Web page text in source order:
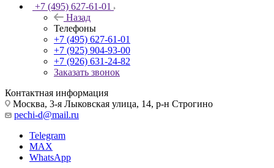
+7 (495) 627-61-01
Назад
Телефоны
+7 (495) 627-61-01
+7 (925) 904-93-00
+7 (926) 631-24-82
Заказать звонок
Контактная информация
Москва, 3-я Лыковская улица, 14, р-н Строгино
pechi-d@mail.ru
Telegram
MAX
WhatsApp